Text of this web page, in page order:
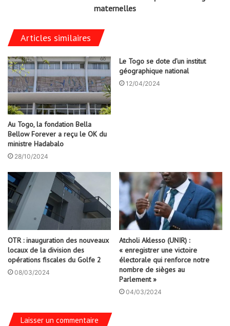
maternelles
Articles similaires
Au Togo, la fondation Bella
Bellow Forever a reçu le OK du
ministre Hadabalo
28/10/2024
Le Togo se dote d’un institut
géographique national
12/04/2024
OTR : inauguration des nouveaux
locaux de la division des
opérations fiscales du Golfe 2
08/03/2024
Atcholi Aklesso (UNIR) :
« enregistrer une victoire
électorale qui renforce notre
nombre de sièges au
Parlement »
04/03/2024
Laisser un commentaire